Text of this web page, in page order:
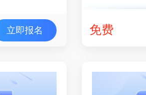
立即报名 免费